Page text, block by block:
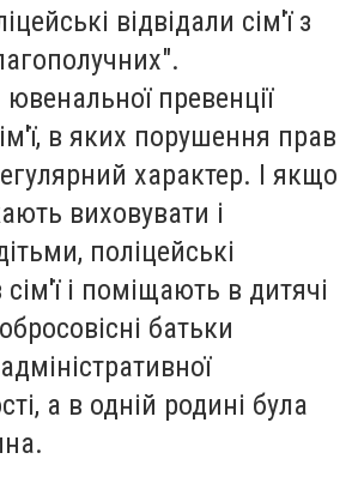
відвідали сім'ї з
превенції
в яких порушення прав
характер. І якщо
виховувати і
поліцейські
сім'ї і поміщають в дитячі
батьки
а в одній родині була